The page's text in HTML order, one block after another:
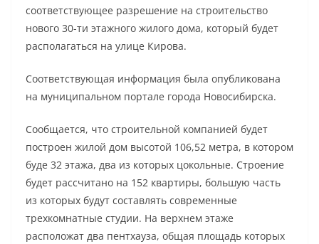
соответствующее разрешение на строительство
нового 30-ти этажного жилого дома, который будет
располагаться на улице Кирова.
Соответствующая информация была опубликована
на муниципальном портале города Новосибирска.
Сообщается, что строительной компанией будет
построен жилой дом высотой 106,52 метра, в котором
буде 32 этажа, два из которых цокольные. Строение
будет рассчитано на 152 квартиры, большую часть
из которых будут составлять современные
трехкомнатные студии. На верхнем этаже
расположат два пентхауза, общая площадь которых